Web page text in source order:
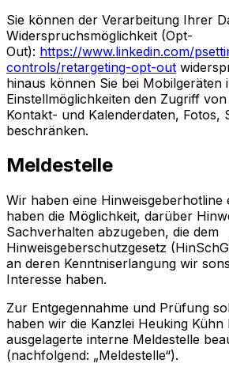
Sie können der Verarbeitung Ihrer
Widerspruchsmöglichkeit (Opt-
Out): https://www.linkedin.com/
controls/retargeting-opt-out
hinaus können Sie bei Mobilgeräten
Einstellmöglichkeiten den Zugriff
Kontakt- und Kalenderdaten, Fotos,
beschränken.
Meldestelle
Wir haben eine Hinweisgeberhotline
haben die Möglichkeit, darüber
Sachverhalten abzugeben, die dem
Hinweisgeberschutzgesetz
an deren Kenntniserlangung wir
Interesse haben.
Zur Entgegennahme und Prüfung
haben wir die Kanzlei Heuking Kühn
ausgelagerte interne Meldestelle
(nachfolgend: „Meldestelle“).